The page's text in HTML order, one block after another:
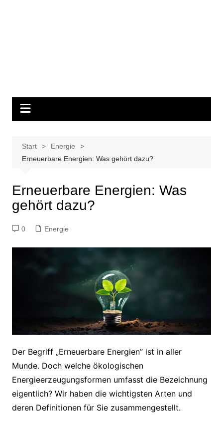
Start
Energie
Erneuerbare Energien: Was gehört dazu?
Erneuerbare Energien: Was
gehört dazu?
0 Energie
Der Begriff „Erneuerbare Energien” ist in aller
Munde. Doch welche ökologischen
Energieerzeugungsformen umfasst die Bezeichnung
eigentlich? Wir haben die wichtigsten Arten und
deren Definitionen für Sie zusammengestellt.